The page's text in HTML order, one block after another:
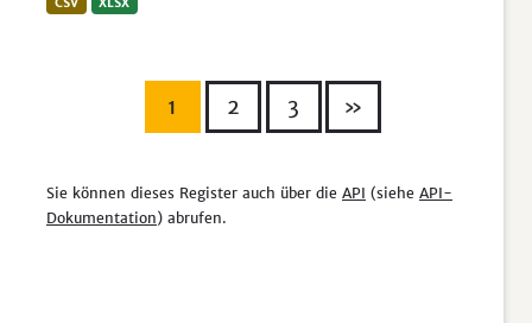
1 2 3 »
Sie können dieses Register auch über die API (siehe API-
Dokumentation) abrufen.